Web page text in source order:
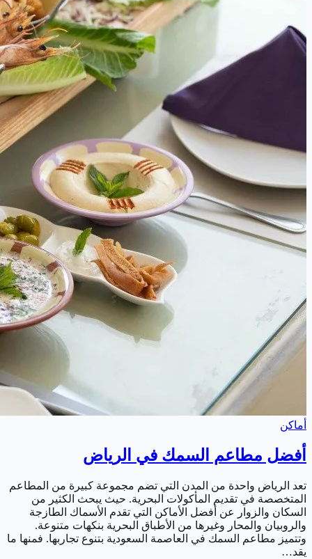
أماكن
أفضل مطاعم السمك في الرياض
تعد الرياض واحدة من المدن التي تضم مجموعة كبيرة من المطاعم
المتخصصة في تقديم المأكولات البحرية. حيث يبحث الكثير من
السكان والزوار عن أفضل الأماكن التي تقدم الأسماك الطازجة
والروبيان والمحار وغيرها من الأطباق البحرية بنكهات متنوعة.
وتتميز مطاعم السمك في العاصمة السعودية بتنوع تجاربها. فمنها ما
يقد…